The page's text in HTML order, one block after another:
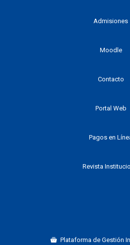
Admisiones
Moodle
Contacto
Portal Web
Pagos en
Revista
Plataforma de Gestión